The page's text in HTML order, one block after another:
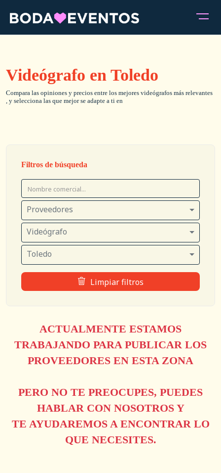
Videógrafo en Toledo
Compara las opiniones y precios entre los mejores videógrafos más relevantes
, y selecciona las que mejor se adapte a ti en
Filtros de búsqueda
Proveedores
Videógrafo
Toledo
Limpiar filtros
ACTUALMENTE ESTAMOS
TRABAJANDO PARA PUBLICAR LOS
PROVEEDORES EN ESTA ZONA
PERO NO TE PREOCUPES, PUEDES
HABLAR CON NOSOTROS Y
TE AYUDAREMOS A ENCONTRAR LO
QUE NECESITES.